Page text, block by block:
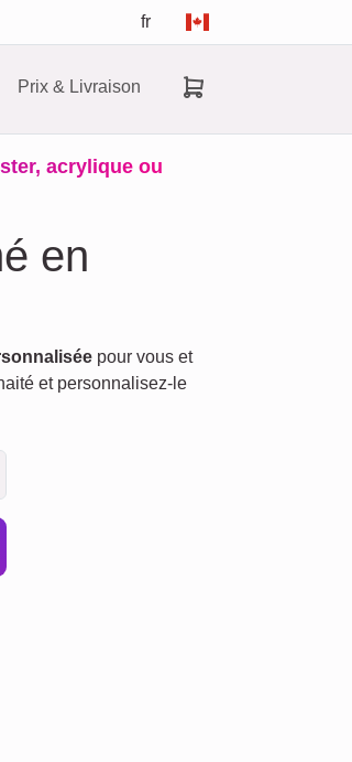
fr
Prix & Livraison
acrylique ou
en
pour vous et
et personnalisez-le